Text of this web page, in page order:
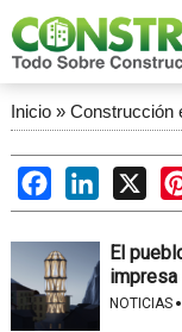
Inicio» Construcción
FacebookLinkedIn
X
El
impresa
NOTICIAS ·